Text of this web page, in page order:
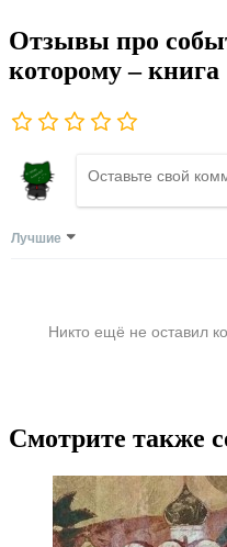
Отзывы про
которому – книга
Лучшие
Никто ещё не оставил
Смотрите также